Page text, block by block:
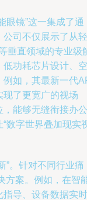
眼镜”这一集成了通
公司不仅展示了从轻
垂直领域的专业级
低功耗芯片设计、空
例如，其最新一代
了更宽广的视场
，能够无缝衔接办公
数字世界叠加现实
”。针对不同行业痛
方案。例如，在智
指导、设备数据实时